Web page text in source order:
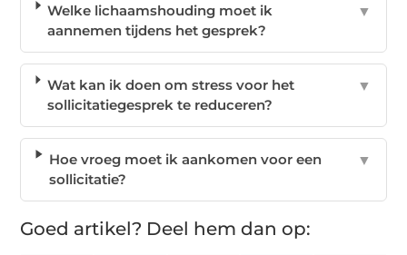
Welke lichaamshouding moet ik
aannemen tijdens het gesprek?
▼
Wat kan ik doen om stress voor het
sollicitatiegesprek te reduceren?
▼
Hoe vroeg moet ik aankomen voor een
sollicitatie?
▼
Goed artikel? Deel hem dan op: